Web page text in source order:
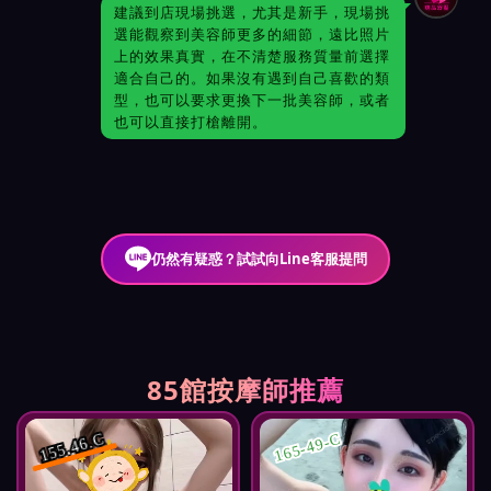
建議到店現場挑選，尤其是新手，現場挑
選能觀察到美容師更多的細節，遠比照片
上的效果真實，在不清楚服務質量前選擇
適合自己的。如果沒有遇到自己喜歡的類
型，也可以要求更換下一批美容師，或者
也可以直接打槍離開。
仍然有疑惑？試試向Line客服提問
85館按摩師推薦
155.46.C 165-49-C